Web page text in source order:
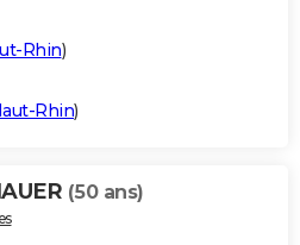
Rhin)
Rhin)
(50 ans)